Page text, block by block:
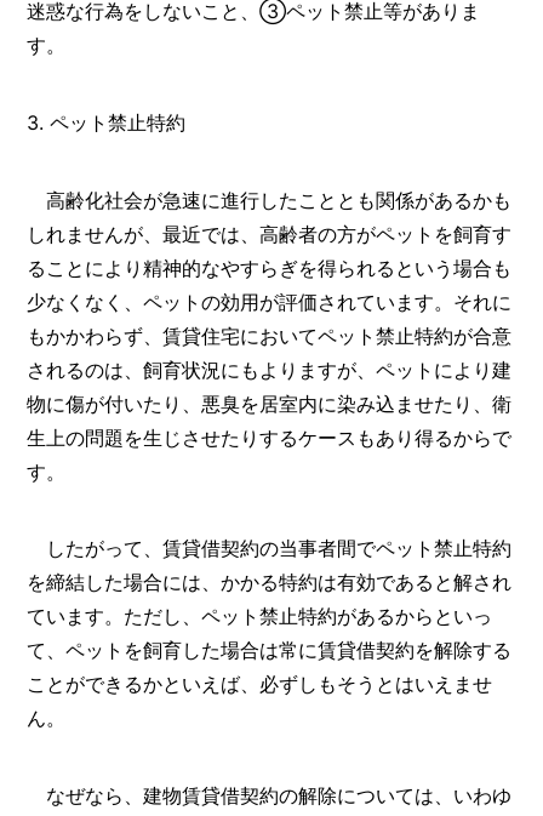
迷惑な行為をしないこと、③ペット禁止等がありま
す。
3. ペット禁止特約
高齢化社会が急速に進行したこととも関係があるかも
しれませんが、最近では、高齢者の方がペットを飼育す
ることにより精神的なやすらぎを得られるという場合も
少なくなく、ペットの効用が評価されています。それに
もかかわらず、賃貸住宅においてペット禁止特約が合意
されるのは、飼育状況にもよりますが、ペットにより建
物に傷が付いたり、悪臭を居室内に染み込ませたり、衛
生上の問題を生じさせたりするケースもあり得るからで
す。
したがって、賃貸借契約の当事者間でペット禁止特約
を締結した場合には、かかる特約は有効であると解され
ています。ただし、ペット禁止特約があるからといっ
て、ペットを飼育した場合は常に賃貸借契約を解除する
ことができるかといえば、必ずしもそうとはいえませ
ん。
なぜなら、建物賃貸借契約の解除については、いわゆ